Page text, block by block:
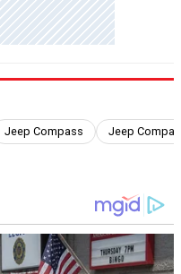
Jeep Compass Jeep